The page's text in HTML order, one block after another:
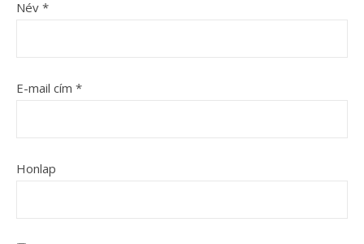
Név *
E-mail cím *
Honlap